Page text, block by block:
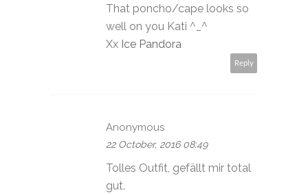
That poncho/cape looks so
well on you Kati ^_^
Xx Ice Pandora
Reply
Anonymous
22 October, 2016 08:49
Tolles Outfit, gefällt mir total
gut.